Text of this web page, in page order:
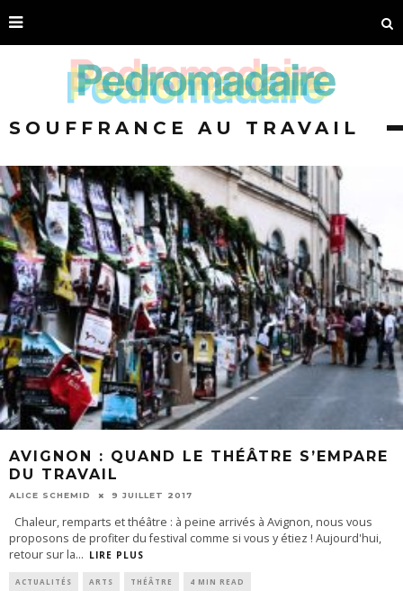
SOUFFRANCE AU TRAVAIL
AVIGNON : QUAND LE THÉÂTRE S’EMPARE
DU TRAVAIL
ALICE SCHEMID 9 JUILLET 2017
Chaleur, remparts et théâtre : à peine arrivés à Avignon, nous vous
proposons de profiter du festival comme si vous y étiez ! Aujourd'hui,
retour sur la... LIRE PLUS
ACTUALITÉS ARTS THÉÂTRE 4 MIN READ